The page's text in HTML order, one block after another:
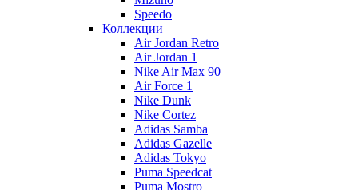
Speedo
Коллекции
Air Jordan Retro
Air Jordan 1
Nike Air Max 90
Air Force 1
Nike Dunk
Nike Cortez
Adidas Samba
Adidas Gazelle
Adidas Tokyo
Puma Speedcat
Puma Mostro